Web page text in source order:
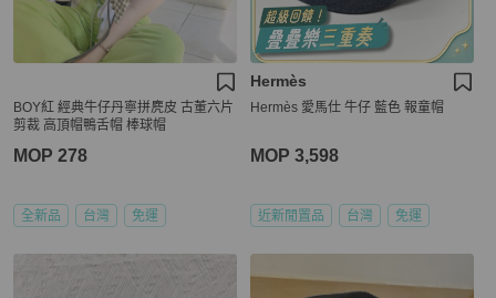
BOY紅 經典牛仔丹寧拼麂皮 古董六片
剪裁 高頂帽鴨舌帽 棒球帽
MOP 278
全新品 台灣 免運
Hermès
Hermès 愛馬仕 牛仔 藍色 報童帽
MOP 3,598
近新閒置品 台灣 免運